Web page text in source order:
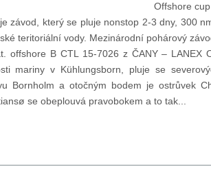
Offshore
závod, který se pluje nonstop 2-3 dny, 300
teritoriální vody. Mezinárodní pohárový
offshore B CTL 15-7026 z ČANY – LANEX
mariny v Kühlungsborn, pluje se
Bornholm a otočným bodem je ostrůvek
se obeplouvá pravobokem a to tak...